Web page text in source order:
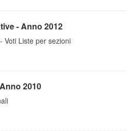
- Anno 2012
Voti Liste per sezioni
2010